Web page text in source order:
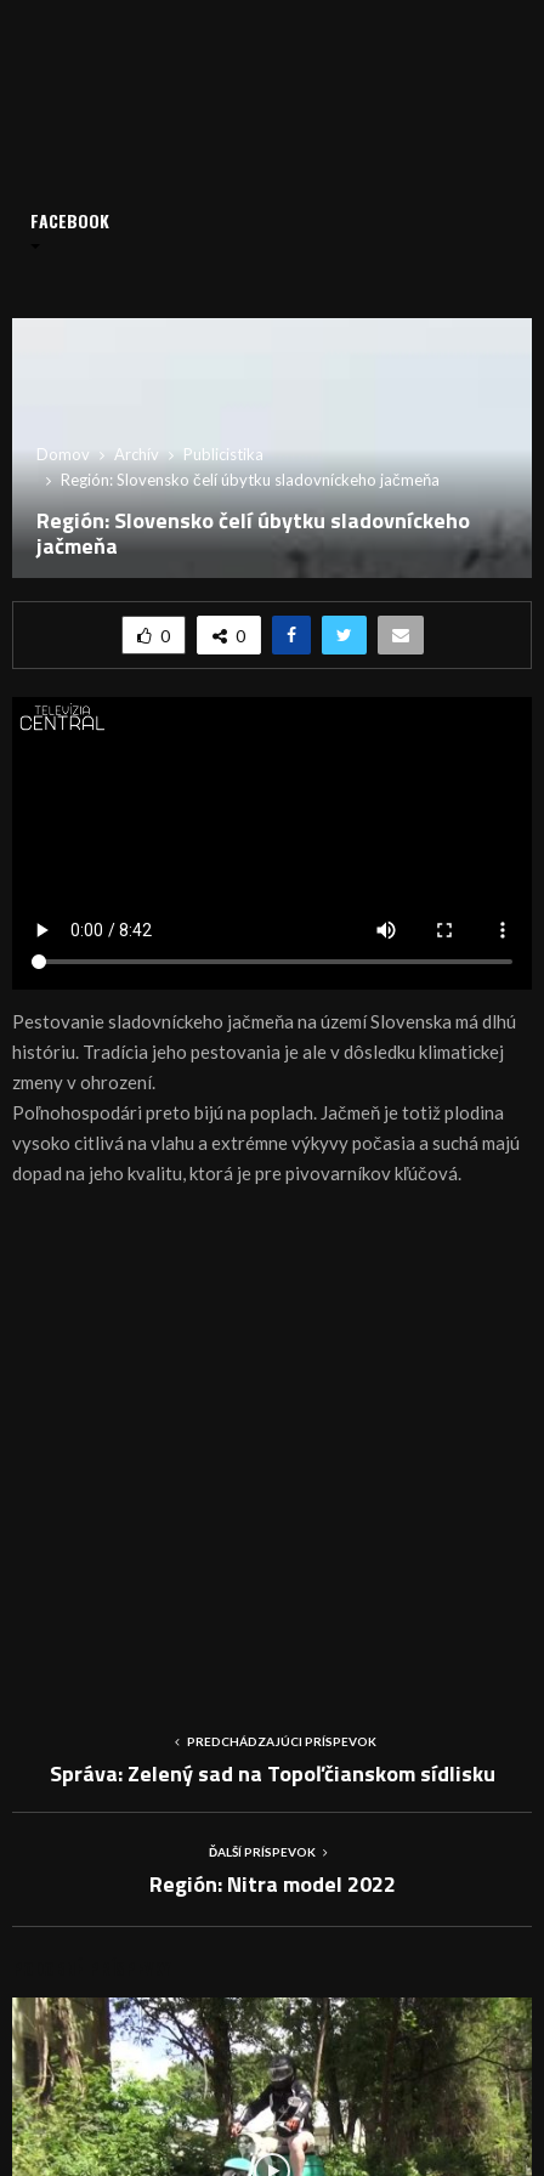
Domov Archív
Publicistika
Región: Slovensko čelí úbytku sladovníckeho jačmeňa
Región: Slovensko čelí úbytku sladovníckeho
jačmeňa
0 0
Pestovanie sladovníckeho jačmeňa na území Slovenska má dlhú
históriu. Tradícia jeho pestovania je ale v dôsledku klimatickej
zmeny v ohrození.
Poľnohospodári preto bijú na poplach. Jačmeň je totiž plodina
vysoko citlivá na vlahu a extrémne výkyvy počasia a suchá majú
dopad na jeho kvalitu, ktorá je pre pivovarníkov kľúčová.
PREDCHÁDZAJÚCI PRÍSPEVOK
Správa: Zelený sad na Topoľčianskom sídlisku
ĎALŠÍ PRÍSPEVOK
Región: Nitra model 2022
FACEBOOK